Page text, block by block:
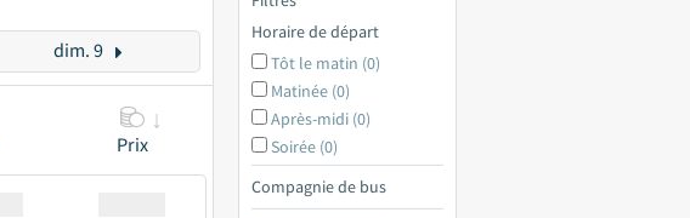
dim. 9
Prix
Horaire de départ
Tôt le matin (0)
Matinée (0)
Après-midi (0)
Soirée (0)
Compagnie de bus